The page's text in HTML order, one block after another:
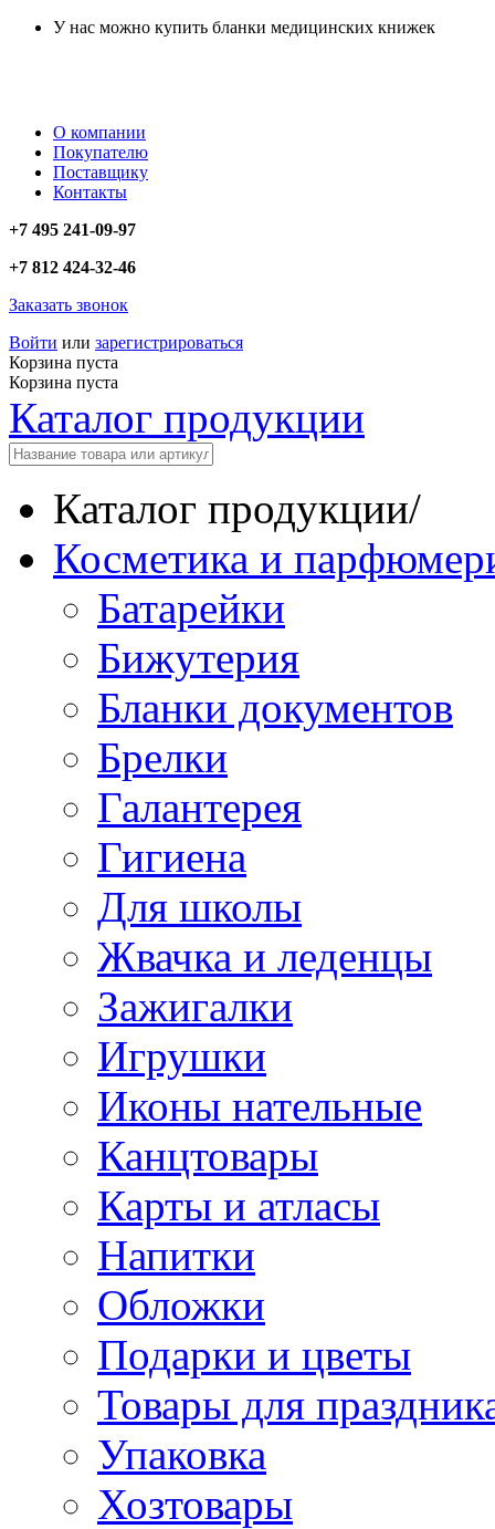
У нас можно купить бланки медицинских книжек
О компании
Покупателю
Поставщику
Контакты
+7 495 241-09-97
+7 812 424-32-46
Заказать звонок
Войти или зарегистрироваться
Корзина пуста
Корзина пуста
Каталог продукции
Каталог продукции/
Косметика и
Батарейки
Бижутерия
Бланки документов
Брелки
Галантерея
Гигиена
Для школы
Жвачка и леденцы
Зажигалки
Игрушки
Иконы нательные
Канцтовары
Карты и атласы
Напитки
Обложки
Подарки и цветы
Товары для
Упаковка
Хозтовары